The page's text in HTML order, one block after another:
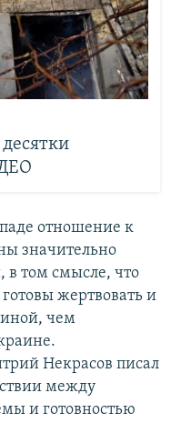
отношение к
значительно
в том смысле, что
жертвовать и
чем
Некрасов писал
между
и готовностью